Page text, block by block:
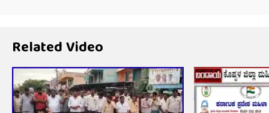
Related Video